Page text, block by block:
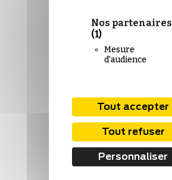
Nos partenaires
(1)
Mesure
d'audience
Tout accepter
Tout refuser
Personnaliser